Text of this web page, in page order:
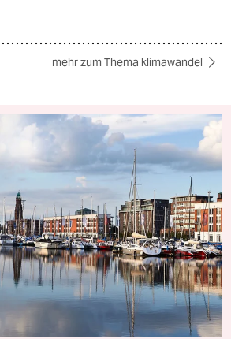
mehr zum Thema klimawandel